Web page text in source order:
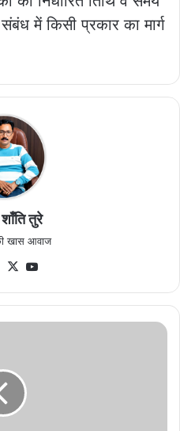
में किसी प्रकार का मार्ग
तुरे
खास आवाज
Facebook
X